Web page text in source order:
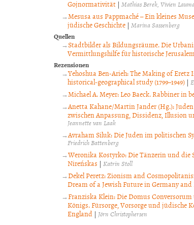
Gojnormativität| Mathias Berek Vivien
Mesusa aus Pappmaché – Ein kleines
jüdische Geschichte| Marina Sassenberg
Quellen
Stadtbilder als Bildungsräume. Die
Vermittlungshilfe für historische
Rezensionen
Yehoshua Ben-Arieh: The Making of Eretz
historical-geographical study (1799–1949)|
Michael A. Meyer: Leo Baeck. Rabbiner in
Anetta Kahane/Martin Jander (Hg.):
zwischen Anpassung, Dissidenz, Illusion
Jeannette van Laak
Avraham Siluk: Die Juden im politischen
Friedrich Battenberg
Weronika Kostyrko: Die Tänzerin und die
Nireńskas | Katrin Stoll
Dekel Peretz: Zionism and
Dream of a Jewish Future in Germany and
Franziska Klein: Die Domus
Königs. Fürsorge, Vorsorge und jüdische
England| Jörn Christophersen